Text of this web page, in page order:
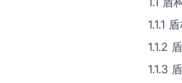
1.1.1
1.1.2
1.1.3